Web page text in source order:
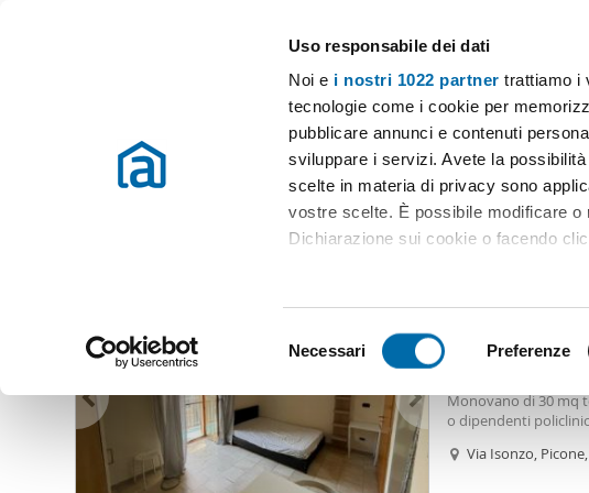
Uso responsabile dei dati
Noi e i nostri 1022 partner trattiamo i
tecnologie come i cookie per
pubblicare annunci e contenuti
sviluppare i servizi. Avete la
scelte in materia di privacy sono
vostre scelte. È possibile modificare
Dichiarazione sui cookie o facendo
Identificare il tuo dispositivo,
(impronte digitali).
Approfondisci come vengono
dettagli. Puoi modificare o ritirare il
Utilizziamo i cookie per
e
z
i
Necessari Preferenze
Case e appartamenti in affitto in tutta Italia
Prezzo
Affitto Bari Appartamenti Affitto Bari Monolocale affitto arredato bari
Monolocale affitto arredato bari (53 immobili)
Monolocale
Monovano di 30 mq
o dipendenti
climatizzatore caldo
Via Isonzo,